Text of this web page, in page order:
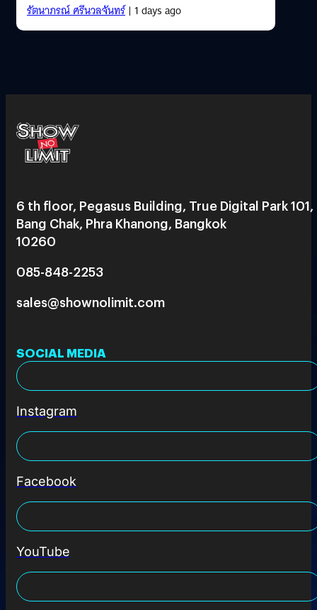
รัตนาภรณ์ ศรีนวลจันทร์| 1 days ago
6 th floor, Pegasus Building, True Digital Park 101,
Bang Chak, Phra Khanong, Bangkok
10260
085-848-2253
sales@shownolimit.com
SOCIAL MEDIA
Instagram
Facebook
YouTube